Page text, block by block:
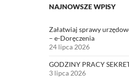
NAJNOWSZE WPISY
Załatwiaj sprawy
– e-Doręczenia
24 lipca 2026
GODZINY PRACY
3 lipca 2026